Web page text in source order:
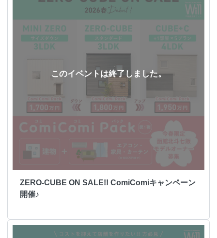
このイベントは終了しました。
ZERO-CUBE ON SALE!! ComiComiキャンペーン
開催♪